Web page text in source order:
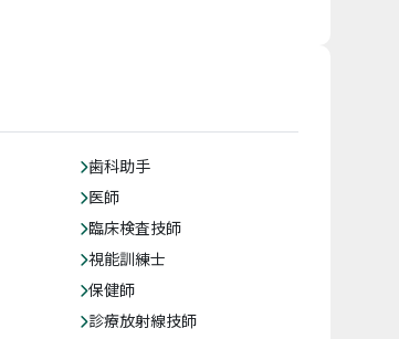
歯科助手
医師
臨床検査技師
視能訓練士
保健師
診療放射線技師